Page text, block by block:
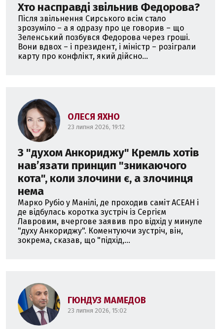
Хто насправді звільнив Федорова?
Після звільнення Сирського всім стало
зрозуміло – а я одразу про це говорив – що
Зеленський позбувся Федорова через гроші.
Вони вдвох – і президент, і міністр – розіграли
карту про конфлікт, який дійсно...
ОЛЕСЯ ЯХНО
23 липня 2026, 19:12
З "духом Анкориджу" Кремль хотів
навʼязати принцип "зникаючого
кота", коли злочини є, а злочинця
нема
Марко Рубіо у Манілі, де проходив саміт АСЕАН і
де відбулась коротка зустріч із Сергієм
Лавровим, вчергове заявив про відхід у минуле
"духу Анкориджу". Коментуючи зустріч, він,
зокрема, сказав, що "підхід,...
ГЮНДУЗ МАМЕДОВ
23 липня 2026, 15:02